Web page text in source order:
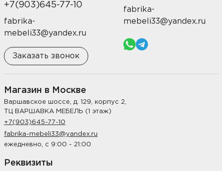
+7(903)645-77-10
fabrika-
mebeli33@yandex.ru
Заказать звонок
fabrika-
mebeli33@yandex.ru
Магазин в Москве
Варшавское шоссе, д. 129, корпус 2,
ТЦ ВАРШАВКА МЕБЕЛЬ (1 этаж)
+7(903)645-77-10
fabrika-mebeli33@yandex.ru
ежедневно, с 9:00 - 21:00
Реквизиты